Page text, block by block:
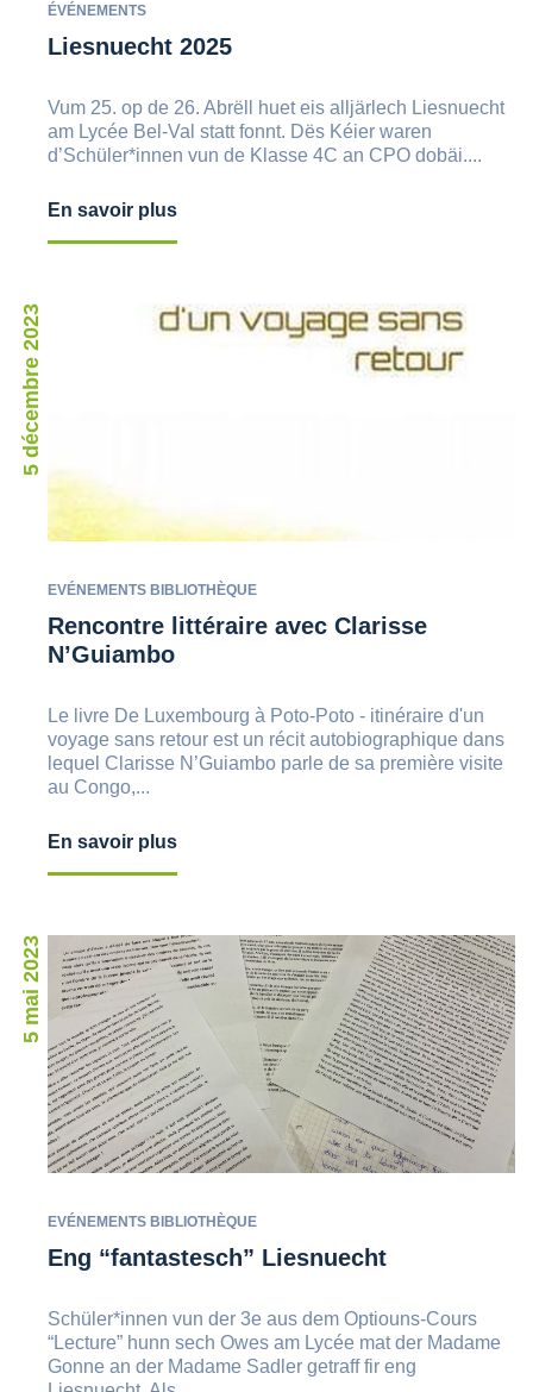
ÉVÉNEMENTS
Liesnuecht 2025
Vum 25. op de 26. Abrëll huet eis alljärlech Liesnuecht
am Lycée Bel-Val statt fonnt. Dës Kéier waren
d’Schüler*innen vun de Klasse 4C an CPO dobäi....
En savoir plus
5 décembre 2023
EVÉNEMENTS BIBLIOTHÈQUE
Rencontre littéraire avec Clarisse
N’Guiambo
Le livre De Luxembourg à Poto-Poto - itinéraire d'un
voyage sans retour est un récit autobiographique dans
lequel Clarisse N’Guiambo parle de sa première visite
au Congo,...
En savoir plus
5 mai 2023
EVÉNEMENTS BIBLIOTHÈQUE
Eng “fantastesch” Liesnuecht
Schüler*innen vun der 3e aus dem Optiouns-Cours
“Lecture” hunn sech Owes am Lycée mat der Madame
Gonne an der Madame Sadler getraff fir eng